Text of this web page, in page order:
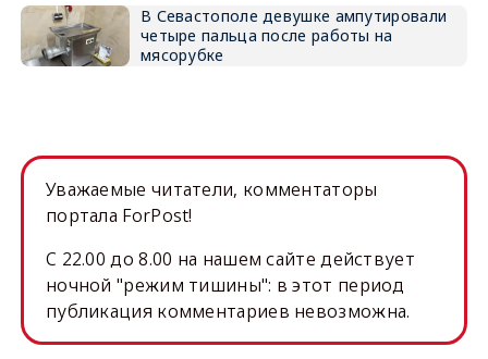
В Севастополе девушке ампутировали
четыре пальца после работы на
мясорубке
Уважаемые читатели, комментаторы
портала ForPost!
C 22.00 до 8.00 на нашем сайте действует
ночной "режим тишины": в этот период
публикация комментариев невозможна.